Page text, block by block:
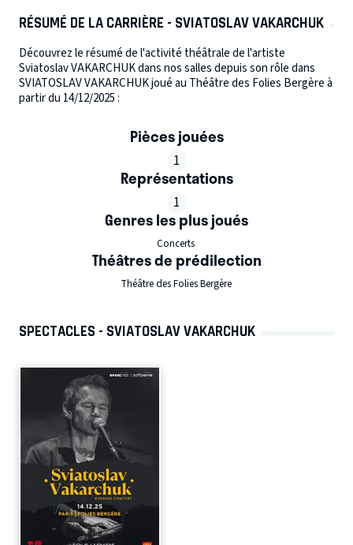
RÉSUMÉ DE LA CARRIÈRE - SVIATOSLAV VAKARCHUK
Découvrez le résumé de l'activité théâtrale de l'artiste
Sviatoslav VAKARCHUK dans nos salles depuis son rôle dans
SVIATOSLAV VAKARCHUK joué au Théâtre des Folies Bergère à
partir du 14/12/2025 :
Pièces jouées
1
Représentations
1
Genres les plus joués
Concerts
Théâtres de prédilection
Théâtre des Folies Bergère
SPECTACLES - SVIATOSLAV VAKARCHUK